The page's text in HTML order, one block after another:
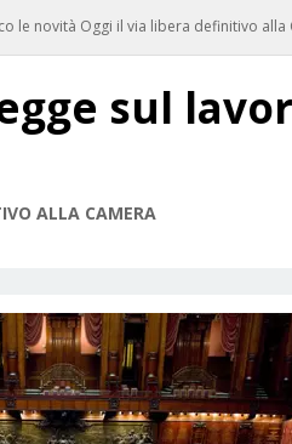
le novità Oggi il via libera definitivo alla
sul
ALLA CAMERA